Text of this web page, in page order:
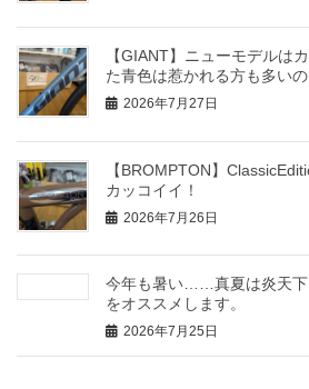
【GIANT】ニューモデル
た青色は惹かれる方も多いの
2026年7月27日
【BROMPTON】
カッコイイ！
2026年7月26日
今年も暑い……真夏は炎天下
をオススメします。
2026年7月25日